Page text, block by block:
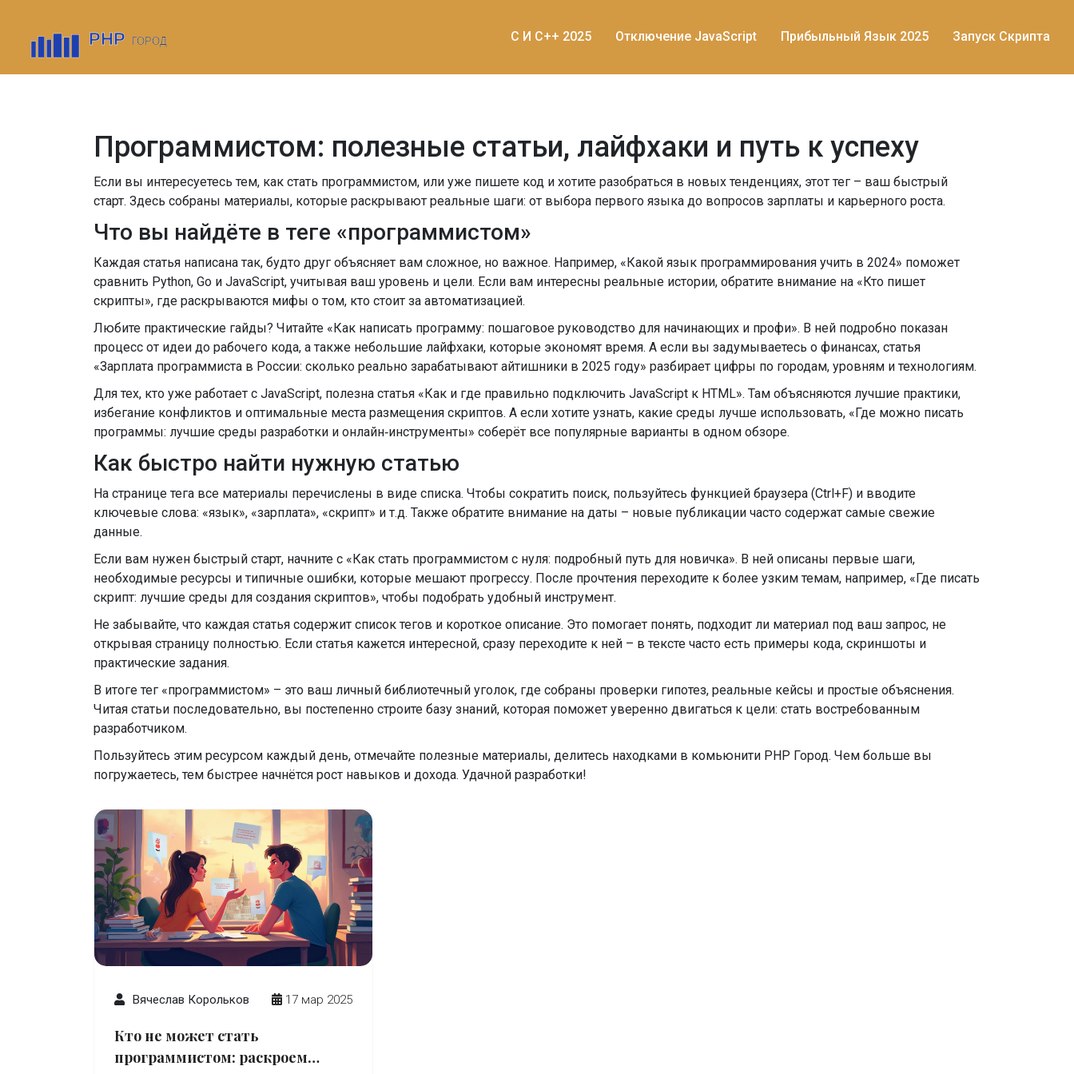
C И C++ 2025 Отключение JavaScript Прибыльный Язык 2025 Запуск Скрипта
Программистом: полезные статьи, лайфхаки и путь к успеху
Если вы интересуетесь тем, как стать программистом, или уже пишете код и хотите разобраться в новых тенденциях, этот тег – ваш быстрый
старт. Здесь собраны материалы, которые раскрывают реальные шаги: от выбора первого языка до вопросов зарплаты и карьерного роста.
Что вы найдёте в теге «программистом»
Каждая статья написана так, будто друг объясняет вам сложное, но важное. Например, «Какой язык программирования учить в 2024» поможет
сравнить Python, Go и JavaScript, учитывая ваш уровень и цели. Если вам интересны реальные истории, обратите внимание на «Кто пишет
скрипты», где раскрываются мифы о том, кто стоит за автоматизацией.
Любите практические гайды? Читайте «Как написать программу: пошаговое руководство для начинающих и профи». В ней подробно показан
процесс от идеи до рабочего кода, а также небольшие лайфхаки, которые экономят время. А если вы задумываетесь о финансах, статья
«Зарплата программиста в России: сколько реально зарабатывают айтишники в 2025 году» разбирает цифры по городам, уровням и технологиям.
Для тех, кто уже работает с JavaScript, полезна статья «Как и где правильно подключить JavaScript к HTML». Там объясняются лучшие практики,
избегание конфликтов и оптимальные места размещения скриптов. А если хотите узнать, какие среды лучше использовать, «Где можно писать
программы: лучшие среды разработки и онлайн‑инструменты» соберёт все популярные варианты в одном обзоре.
Как быстро найти нужную статью
На странице тега все материалы перечислены в виде списка. Чтобы сократить поиск, пользуйтесь функцией браузера (Ctrl+F) и вводите
ключевые слова: «язык», «зарплата», «скрипт» и т.д. Также обратите внимание на даты – новые публикации часто содержат самые свежие
данные.
Если вам нужен быстрый старт, начните с «Как стать программистом с нуля: подробный путь для новичка». В ней описаны первые шаги,
необходимые ресурсы и типичные ошибки, которые мешают прогрессу. После прочтения переходите к более узким темам, например, «Где писать
скрипт: лучшие среды для создания скриптов», чтобы подобрать удобный инструмент.
Не забывайте, что каждая статья содержит список тегов и короткое описание. Это помогает понять, подходит ли материал под ваш запрос, не
открывая страницу полностью. Если статья кажется интересной, сразу переходите к ней – в тексте часто есть примеры кода, скриншоты и
практические задания.
В итоге тег «программистом» – это ваш личный библиотечный уголок, где собраны проверки гипотез, реальные кейсы и простые объяснения.
Читая статьи последовательно, вы постепенно строите базу знаний, которая поможет уверенно двигаться к цели: стать востребованным
разработчиком.
Пользуйтесь этим ресурсом каждый день, отмечайте полезные материалы, делитесь находками в комьюнити PHP Город. Чем больше вы
погружаетесь, тем быстрее начнётся рост навыков и дохода. Удачной разработки!
Вячеслав Корольков 17 мар 2025
Кто не может стать
программистом: раскроем